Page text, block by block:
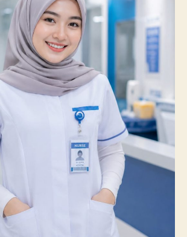
100%
Mahasiswanya
Kompetensi
Nasional